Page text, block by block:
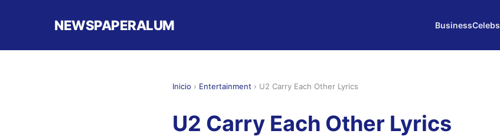
NEWSPAPERALUM BusinessCelebs
Inicio › Entertainment › U2 Carry Each Other Lyrics
U2 Carry Each Other Lyrics